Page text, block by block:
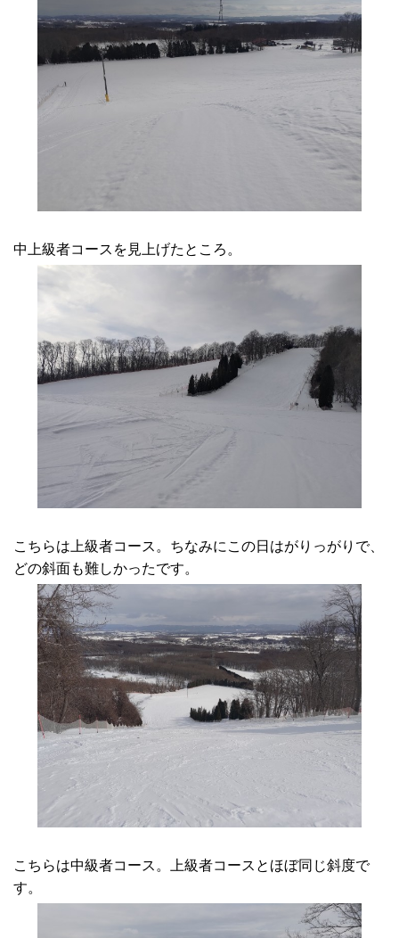
中上級者コースを見上げたところ。
こちらは上級者コース。ちなみにこの日はがりっがりで、
どの斜面も難しかったです。
こちらは中級者コース。上級者コースとほぼ同じ斜度で
す。